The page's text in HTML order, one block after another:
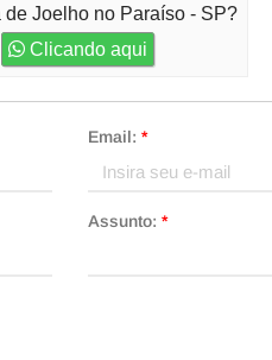
de Joelho no Paraíso - SP?
Clicando aqui
Email: *
Assunto: *